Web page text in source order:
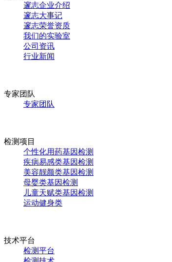
邃志企业介绍
邃志大事记
邃志荣誉资质
我们的实验室
公司资讯
行业新闻
专家团队
专家团队
检测项目
个性化用药基因检测
疾病易感类基因检测
美容靓颜类基因检测
母婴类基因检测
儿童天赋类基因检测
运动健身类
技术平台
检测平台